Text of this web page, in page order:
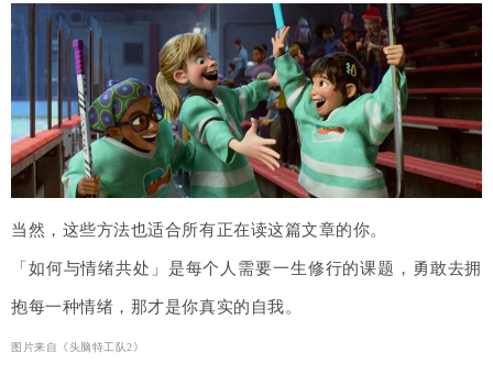
当然，这些方法也适合所有正在读这篇文章的你。
「如何与情绪共处」是每个人需要一生修行的课题，勇敢去拥
抱每一种情绪，那才是你真实的自我。
图片来自《头脑特工队2》